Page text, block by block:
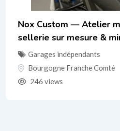
Nox Custom — Atelier
sellerie sur mesure &
Garages indépendants
Bourgogne Franche Comté
246 views